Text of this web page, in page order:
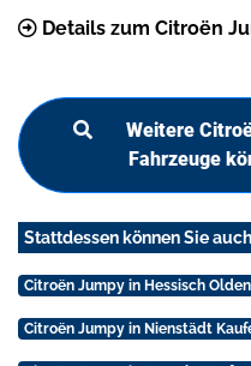
Details zum Citroën
Weitere
Fahrzeuge
Stattdessen können Sie
Citroën Jumpy in Hessisch
Citroën Jumpy in Nienstädt